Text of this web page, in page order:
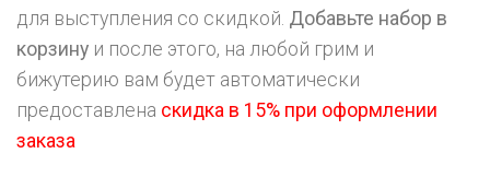
для выступления со скидкой. Добавьте набор в
корзину и после этого, на любой грим и
бижутерию вам будет автоматически
предоставлена скидка в 15% при оформлении
заказа